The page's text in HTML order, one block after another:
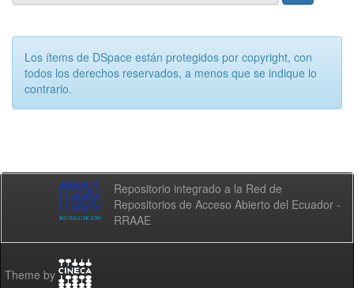
Los ítems de DSpace están protegidos por copyright, con
todos los derechos reservados, a menos que se indique lo
contrario.
Repositorio integrado a la Red de
Repositorios de Acceso Abierto del Ecuador -
RRAAE
Theme by